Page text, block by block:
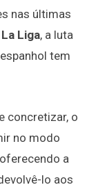
nas últimas
La Liga, a luta
tem
concretizar, o
no modo
a
lo aos